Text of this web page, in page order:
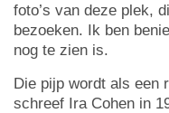
foto’s van deze plek,
bezoeken. Ik ben
nog te zien is.
Die pijp wordt als een
schreef Ira Cohen in